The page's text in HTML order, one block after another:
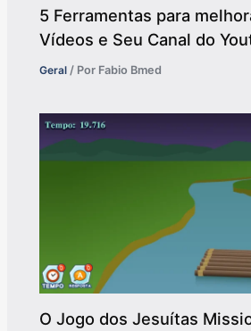
5 Ferramentas para
Vídeos e Seu Canal do
Geral / Por Fabio Bmed
O Jogo dos Jesuítas